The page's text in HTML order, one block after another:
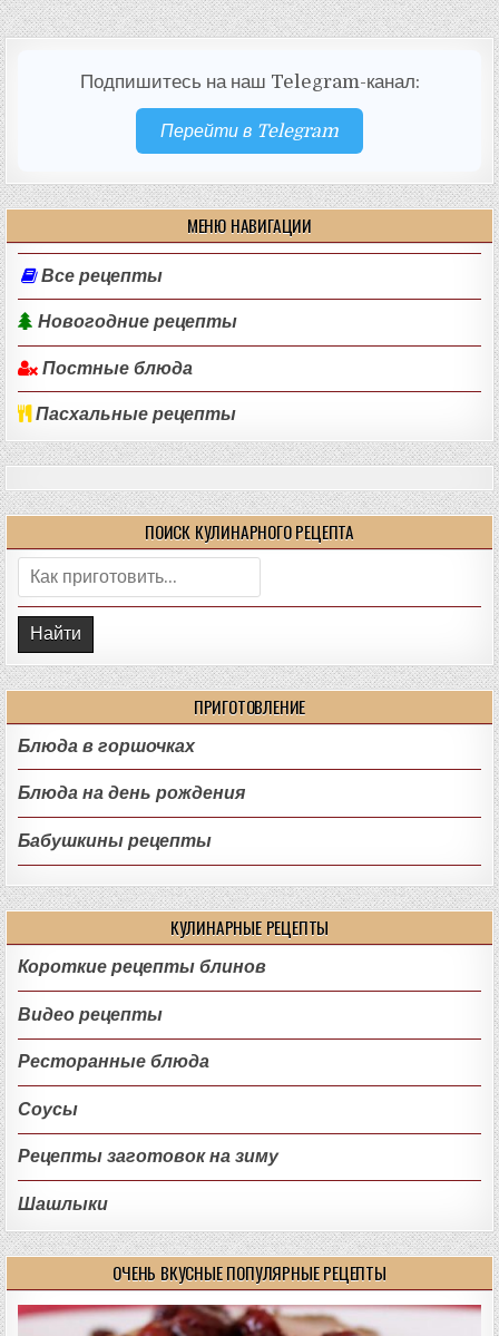
Подпишитесь на наш Telegram-канал:
Перейти в Telegram
МЕНЮ НАВИГАЦИИ
Все рецепты
Новогодние рецепты
Постные блюда
Пасхальные рецепты
ПОИСК КУЛИНАРНОГО РЕЦЕПТА
Поиск:
ПРИГОТОВЛЕНИЕ
Блюда в горшочках
Блюда на день рождения
Бабушкины рецепты
КУЛИНАРНЫЕ РЕЦЕПТЫ
Короткие рецепты блинов
Видео рецепты
Ресторанные блюда
Соусы
Рецепты заготовок на зиму
Шашлыки
ОЧЕНЬ ВКУСНЫЕ ПОПУЛЯРНЫЕ РЕЦЕПТЫ